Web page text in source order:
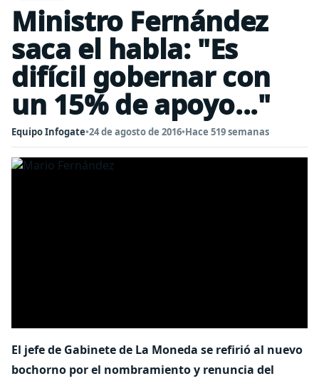
Ministro Fernández
saca el habla: "Es
difícil gobernar con
un 15% de apoyo..."
Equipo Infogate•24 de agosto de 2016•Hace 519 semanas
El jefe de Gabinete de La Moneda se refirió al nuevo
bochorno por el nombramiento y renuncia del